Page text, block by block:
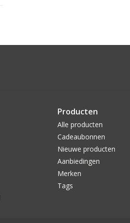
Producten
Alle producten
Cadeaubonnen
Nieuwe producten
Aanbiedingen
Merken
Tags